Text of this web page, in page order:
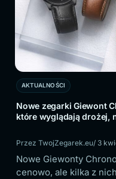
modeli,
siebie
AKTUALNOŚCI
Zegarki damskie
sprawdzić
Przez
W budżecie do
dobrze wygląda